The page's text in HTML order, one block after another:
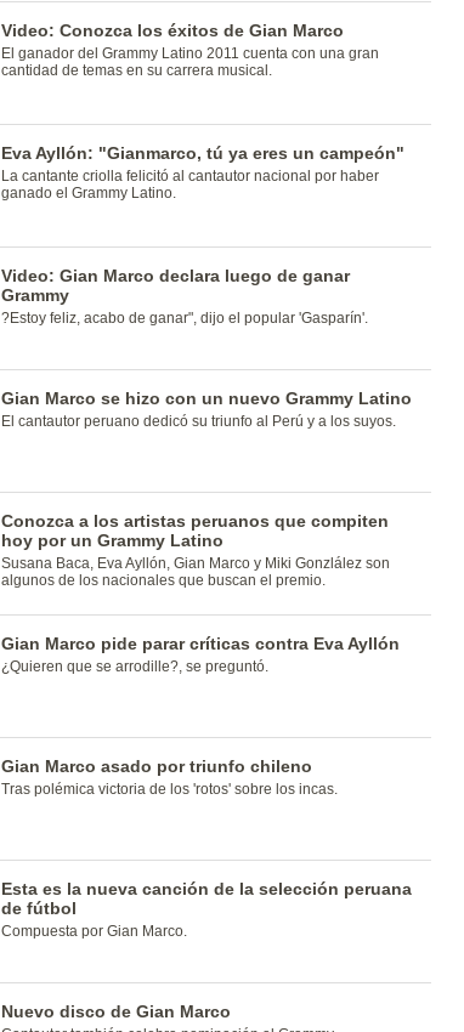
Video: Conozca los éxitos de Gian Marco
El ganador del Grammy Latino 2011 cuenta con una gran
cantidad de temas en su carrera musical.
Eva Ayllón: "Gianmarco, tú ya eres un campeón"
La cantante criolla felicitó al cantautor nacional por haber
ganado el Grammy Latino.
Video: Gian Marco declara luego de ganar
Grammy
?Estoy feliz, acabo de ganar", dijo el popular 'Gasparín'.
Gian Marco se hizo con un nuevo Grammy Latino
El cantautor peruano dedicó su triunfo al Perú y a los suyos.
Conozca a los artistas peruanos que compiten
hoy por un Grammy Latino
Susana Baca, Eva Ayllón, Gian Marco y Miki Gonzlález son
algunos de los nacionales que buscan el premio.
Gian Marco pide parar críticas contra Eva Ayllón
¿Quieren que se arrodille?, se preguntó.
Gian Marco asado por triunfo chileno
Tras polémica victoria de los 'rotos' sobre los incas.
Esta es la nueva canción de la selección peruana
de fútbol
Compuesta por Gian Marco.
Nuevo disco de Gian Marco